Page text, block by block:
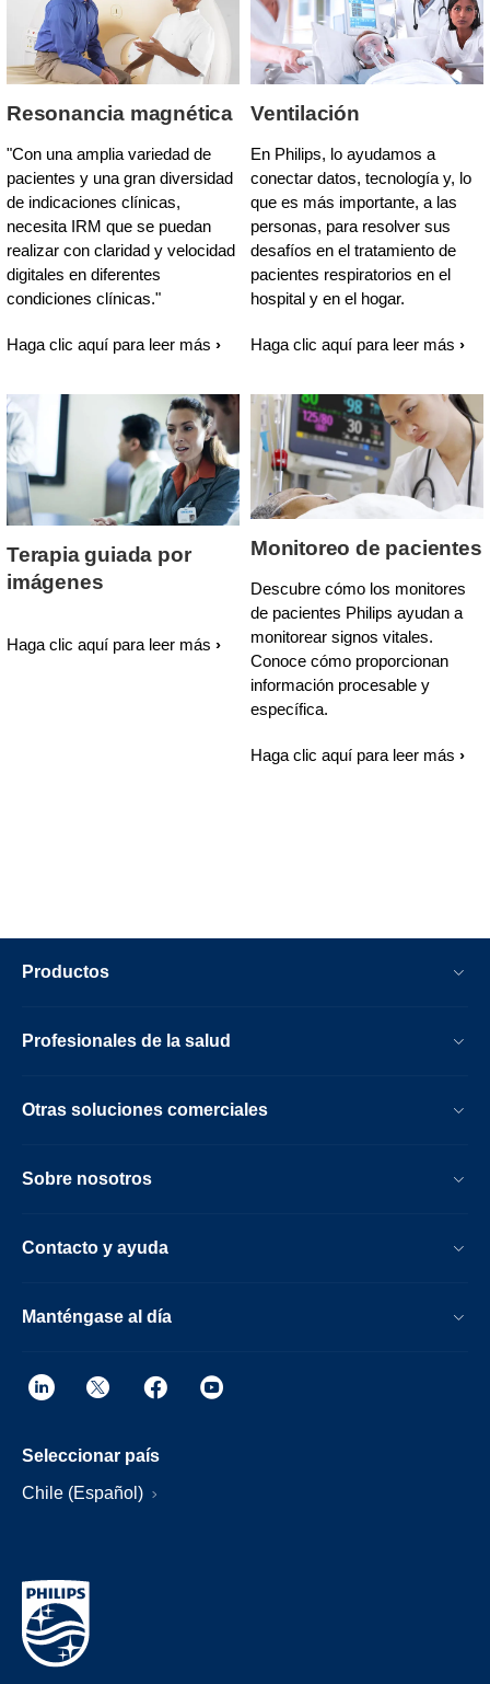
Resonancia magnética
"Con una amplia variedad de
pacientes y una gran diversidad
de indicaciones clínicas,
necesita IRM que se puedan
realizar con claridad y velocidad
digitales en diferentes
condiciones clínicas."
Haga clic aquí para leer más
Ventilación
En Philips, lo ayudamos a
conectar datos, tecnología y, lo
que es más importante, a las
personas, para resolver sus
desafíos en el tratamiento de
pacientes respiratorios en el
hospital y en el hogar.
Haga clic aquí para leer más
Terapia guiada por
imágenes
Haga clic aquí para leer más
Monitoreo de pacientes
Descubre cómo los monitores
de pacientes Philips ayudan a
monitorear signos vitales.
Conoce cómo proporcionan
información procesable y
específica.
Haga clic aquí para leer más
Productos
Profesionales de la salud
Otras soluciones comerciales
Sobre nosotros
Contacto y ayuda
Manténgase al día
Seleccionar país
Chile (Español)